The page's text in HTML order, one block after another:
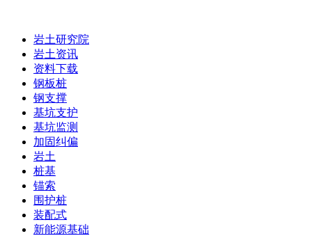
岩土研究院
岩土资讯
资料下载
钢板桩
钢支撑
基坑支护
基坑监测
加固纠偏
岩土
桩基
锚索
围护桩
装配式
新能源基础